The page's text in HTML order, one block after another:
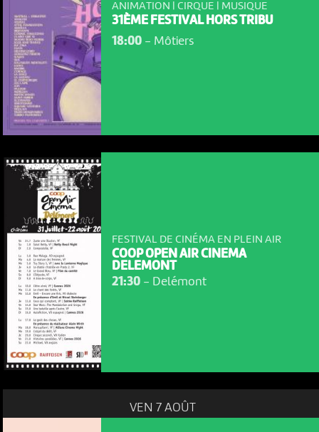
ANIMATION | CIRQUE | MUSIQUE
31ÈME FESTIVAL HORS TRIBU
18:00- Môtiers
FESTIVAL DE CINÉMA EN PLEIN AIR
COOP OPEN AIR CINEMA
DELEMONT
21:30- Delémont
VEN 7 AOÛT